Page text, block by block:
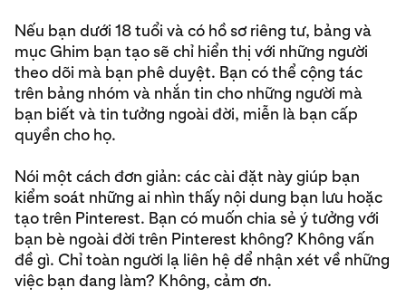
Nếu bạn dưới 18 tuổi và có hồ sơ riêng tư, bảng và
mục Ghim bạn tạo sẽ chỉ hiển thị với những người
theo dõi mà bạn phê duyệt. Bạn có thể cộng tác
trên bảng nhóm và nhắn tin cho những người mà
bạn biết và tin tưởng ngoài đời, miễn là bạn cấp
quyền cho họ.
Nói một cách đơn giản: các cài đặt này giúp bạn
kiểm soát những ai nhìn thấy nội dung bạn lưu hoặc
tạo trên Pinterest. Bạn có muốn chia sẻ ý tưởng với
bạn bè ngoài đời trên Pinterest không? Không vấn
đề gì. Chỉ toàn người lạ liên hệ để nhận xét về những
việc bạn đang làm? Không, cảm ơn.